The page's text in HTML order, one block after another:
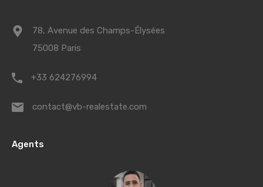
78, Avenue des Champs-Élysées
75008 Paris
+33 624276994
contact@vb-realestate.com
Agents